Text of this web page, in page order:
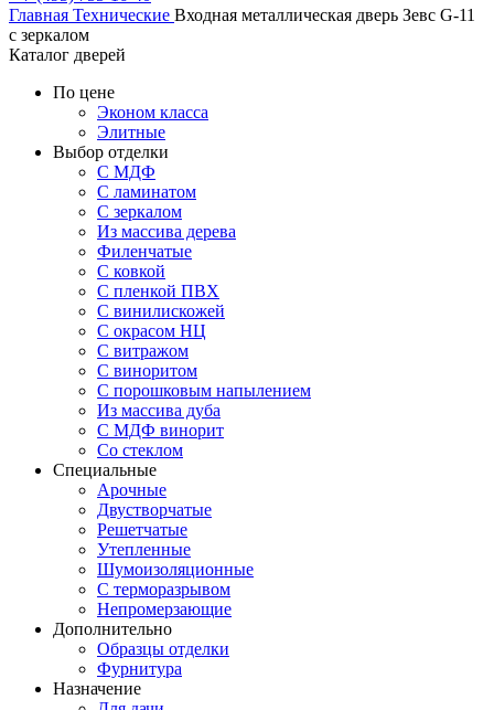
Главная Технические Входная металлическая дверь Зевс G-11
с зеркалом
Каталог дверей
По цене
Эконом класса
Элитные
Выбор отделки
С МДФ
С ламинатом
С зеркалом
Из массива дерева
Филенчатые
С ковкой
С пленкой ПВХ
С винилискожей
С окрасом НЦ
С витражом
С виноритом
С порошковым напылением
Из массива дуба
С МДФ винорит
Со стеклом
Специальные
Арочные
Двустворчатые
Решетчатые
Утепленные
Шумоизоляционные
С терморазрывом
Непромерзающие
Дополнительно
Образцы отделки
Фурнитура
Назначение